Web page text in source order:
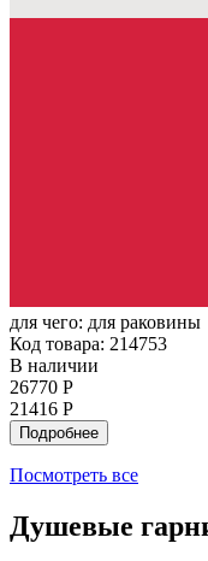
для чего: для раковины
Код товара: 214753
В наличии
26770 Р
21416 Р
Подробнее
Посмотреть все
Душевые